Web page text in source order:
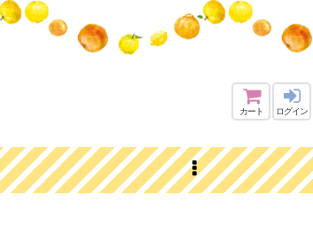
カート ログイン